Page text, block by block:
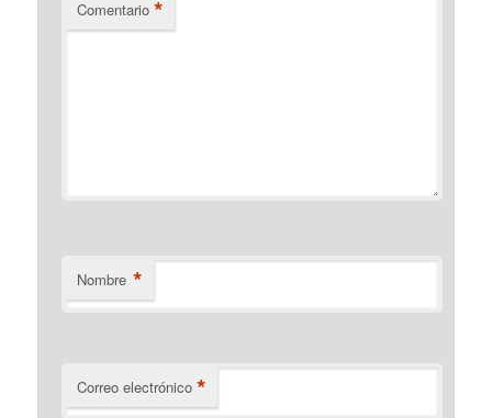
Comentario *
Nombre *
Correo electrónico *